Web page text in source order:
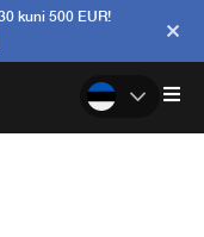
kuni 500 EUR!